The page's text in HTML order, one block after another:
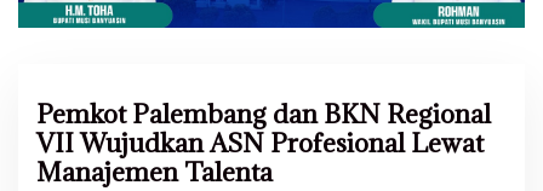
Pemkot Palembang dan BKN Regional
VII Wujudkan ASN Profesional Lewat
Manajemen Talenta